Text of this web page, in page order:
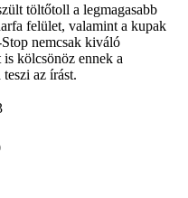
töltőtoll a legmagasabb
felület, valamint a kupak
nemcsak kiváló
is kölcsönöz ennek a
az írást.